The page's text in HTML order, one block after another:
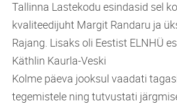
Tallinna Lastekodu esindasid sel
kvaliteedijuht Margit Randaru ja
Rajang. Lisaks oli Eestist ELNHÜ
Käthlin Kaurla-Veski
Kolme päeva jooksul vaadati
tegemistele ning tutvustati